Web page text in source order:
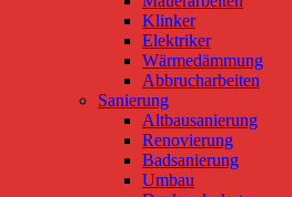
Klinker
Elektriker
Wärmedämmung
Abbrucharbeiten
Sanierung
Altbausanierung
Renovierung
Badsanierung
Umbau